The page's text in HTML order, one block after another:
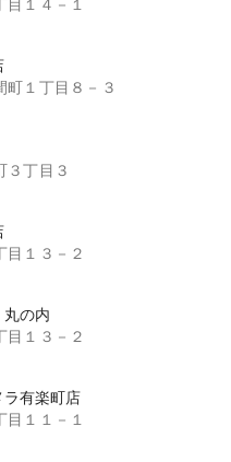
１４－１
町１丁目８－３
３丁目３
目１３－２
の内
目１３－２
有楽町店
１１－１